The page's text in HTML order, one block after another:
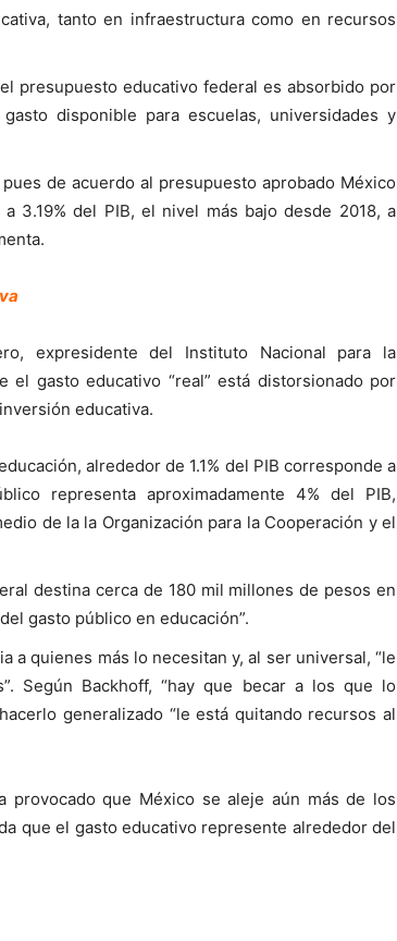
tanto en infraestructura como en recursos
presupuesto educativo federal es absorbido por
disponible para escuelas, universidades y
de acuerdo al presupuesto aprobado México
3.19% del PIB, el nivel más bajo desde 2018, a
expresidente del Instituto Nacional para la
el gasto educativo “real” está distorsionado por
educativa.
alrededor de 1.1% del PIB corresponde a
representa aproximadamente 4% del PIB,
de la la Organización para la Cooperación y el
destina cerca de 180 mil millones de pesos en
gasto público en educación”.
a quienes más lo necesitan y, al ser universal, “le
Según Backhoff, “hay que becar a los que lo
generalizado “le está quitando recursos al
provocado que México se aleje aún más de los
que el gasto educativo represente alrededor del